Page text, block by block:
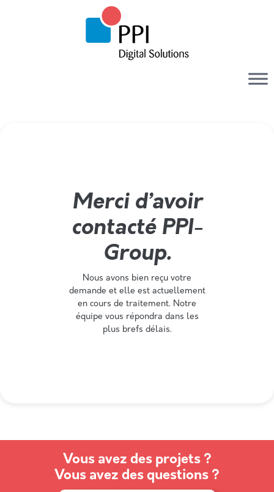
Merci d’avoir
contacté PPI-
Group.
Nous avons bien reçu votre
demande et elle est actuellement
en cours de traitement. Notre
équipe vous répondra dans les
plus brefs délais.
Vous avez des projets ?
Vous avez des questions ?